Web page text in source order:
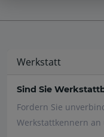
Werkstatt
Sind Sie
Fordern Sie
Werkstattkennern